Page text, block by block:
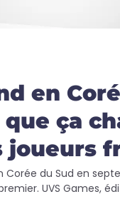
en
que ça
joueurs
Corée du Sud en
UVS Games,